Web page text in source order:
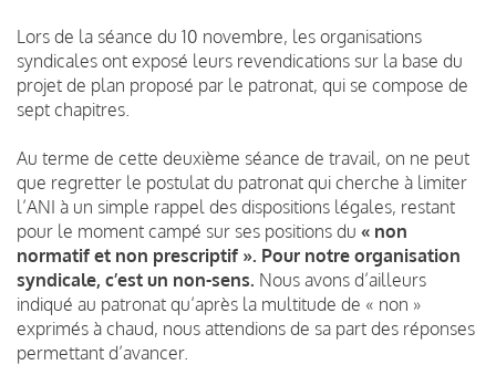
Lors de la séance du 10 novembre, les organisations
syndicales ont exposé leurs revendications sur la base du
projet de plan proposé par le patronat, qui se compose de
sept chapitres.
Au terme de cette deuxième séance de travail, on ne peut
que regretter le postulat du patronat qui cherche à limiter
l’ANI à un simple rappel des dispositions légales, restant
pour le moment campé sur ses positions du « non
normatif et non prescriptif ». Pour notre organisation
syndicale, c’est un non-sens. Nous avons d’ailleurs
indiqué au patronat qu’après la multitude de « non »
exprimés à chaud, nous attendions de sa part des réponses
permettant d’avancer.